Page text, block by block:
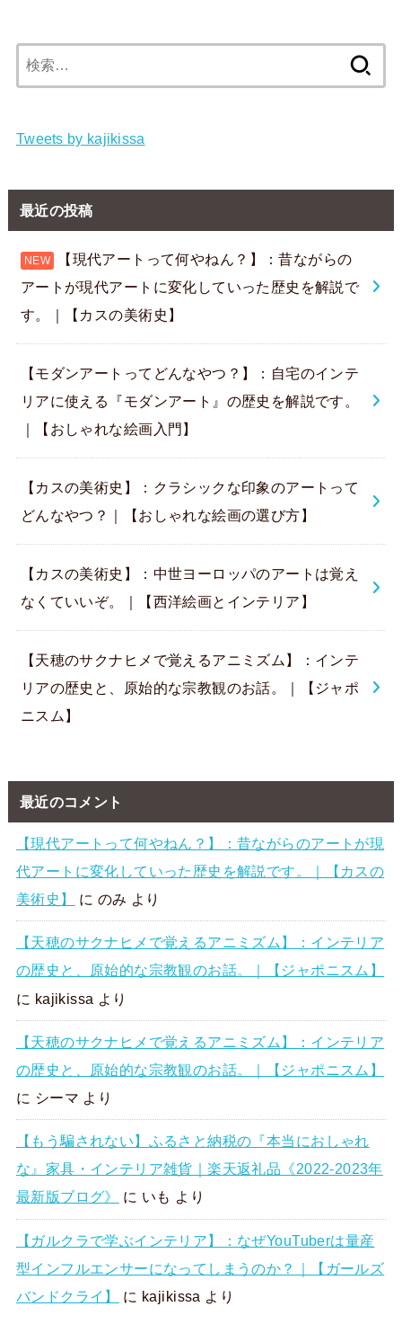
索:
Tweets by kajikissa
最近の投稿
【現代アートって何やねん？】：昔ながらの
アートが現代アートに変化していった歴史を解説で
す。｜【カスの美術史】
【モダンアートってどんなやつ？】：自宅のインテ
リアに使える『モダンアート』の歴史を解説です。
｜【おしゃれな絵画入門】
【カスの美術史】：クラシックな印象のアートって
どんなやつ？｜【おしゃれな絵画の選び方】
【カスの美術史】：中世ヨーロッパのアートは覚え
なくていいぞ。｜【西洋絵画とインテリア】
【天穂のサクナヒメで覚えるアニミズム】：インテ
リアの歴史と、原始的な宗教観のお話。｜【ジャポ
ニスム】
最近のコメント
【現代アートって何やねん？】：昔ながらのアートが現
代アートに変化していった歴史を解説です。｜【カスの
美術史】
に のみ より
【天穂のサクナヒメで覚えるアニミズム】：インテリア
の歴史と、原始的な宗教観のお話。｜【ジャポニスム】
に kajikissa より
【天穂のサクナヒメで覚えるアニミズム】：インテリア
の歴史と、原始的な宗教観のお話。｜【ジャポニスム】
に シーマ より
【もう騙されない】ふるさと納税の『本当におしゃれ
な』家具・インテリア雑貨｜楽天返礼品《2022-2023年
最新版ブログ》
に いも より
【ガルクラで学ぶインテリア】：なぜYouTuberは量産
型インフルエンサーになってしまうのか？｜【ガールズ
バンドクライ】
に kajikissa より